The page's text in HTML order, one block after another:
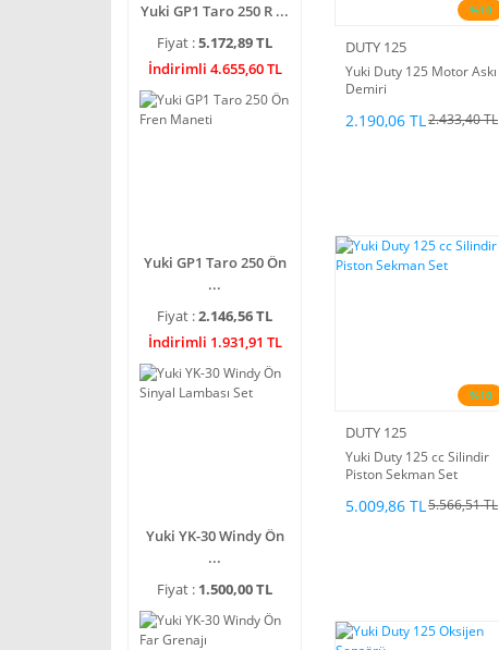
Yuki GP1 Taro 250 R ...
Fiyat :5.172,89 TL
İndirimli 4.655,60 TL
Yuki GP1 Taro 250 Ön
...
Fiyat :2.146,56 TL
İndirimli 1.931,91 TL
Yuki YK-30 Windy Ön
...
Fiyat : 1.500,00 TL
%10
DUTY 125
Yuki Duty 125 Motor Askı
Demiri
2.190,06 TL 2.433,40 TL
%10
DUTY 125
Yuki Duty 125 cc Silindir
Piston Sekman Set
5.009,86 TL 5.566,51 TL